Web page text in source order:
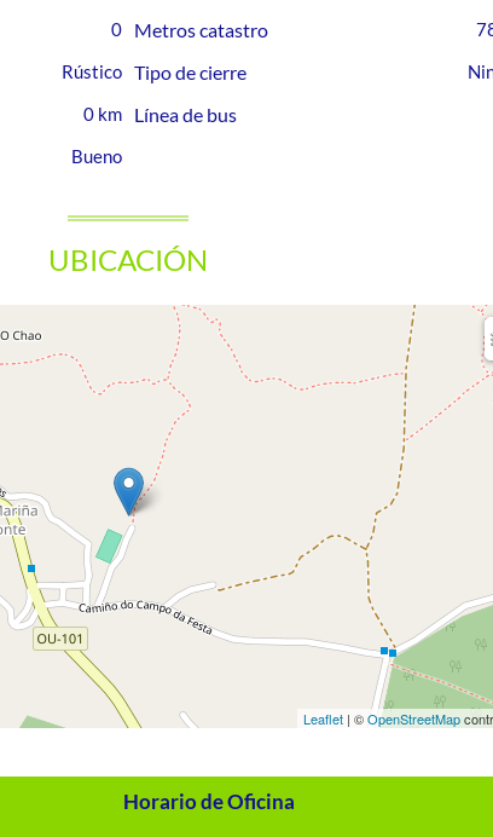
0 Metros catastro
Rústico Tipo de cierre
0 km
Línea de bus
Bueno
UBICACIÓN
Leaflet| ©OpenStreetMap
Horario de Oficina